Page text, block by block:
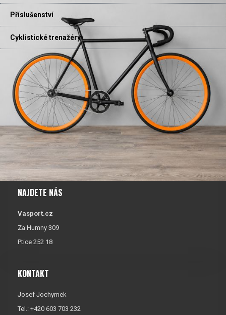
Příslušenství
Cyklistické trenažéry
NAJDETE NÁS
Vasport.cz
Za Humny 309
Ptice 252 18
KONTAKT
Josef Jochymek
Tel.: +420 603 703 232